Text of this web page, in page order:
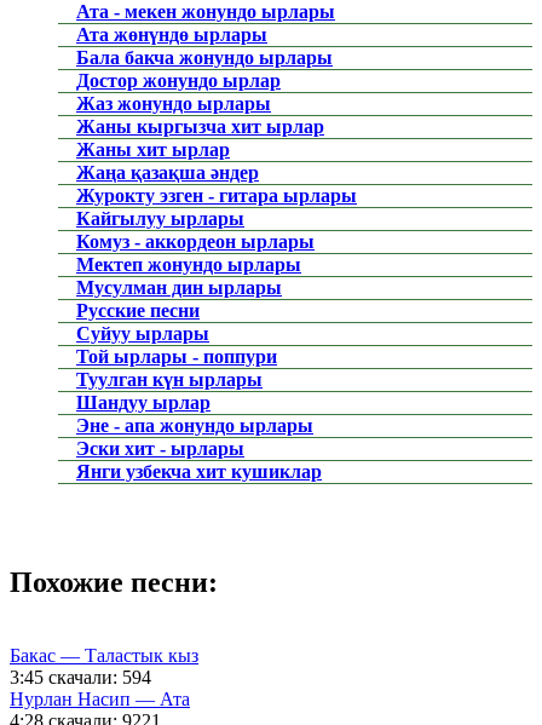
Ата - мекен жонундо ырлары
Ата жөнүндө ырлары
Бала бакча жонундо ырлары
Достор жонундо ырлар
Жаз жонундо ырлары
Жаны кыргызча хит ырлар
Жаны хит ырлар
Жаңа қазақша әндер
Журокту эзген - гитара ырлары
Кайгылуу ырлары
Комуз - аккордеон ырлары
Мектеп жонундо ырлары
Мусулман дин ырлары
Русские песни
Суйуу ырлары
Той ырлары - поппури
Туулган күн ырлары
Шандуу ырлар
Эне - апа жонундо ырлары
Эски хит - ырлары
Янги узбекча хит кушиклар
Похожие песни:
Бакас — Таластык кыз
3:45 скачали: 594
Нурлан Насип — Ата